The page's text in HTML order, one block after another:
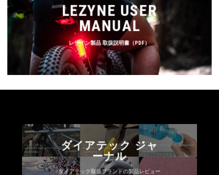
LEZYNE USER
MANUAL
レザイン製品 取扱説明書（PDF）
ダイアテック ジャ
ーナル
ダイアテック取扱ブランドの製品レビュー